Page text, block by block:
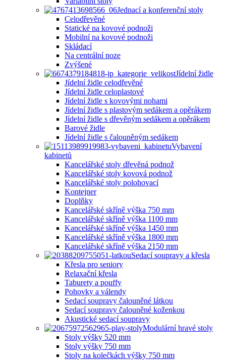
Jednací a konferenční stoly
Celodřevěné
Statické na kovové podnoži
Mobilní na kovové podnoži
Skládací
Na centrální noze
Zvýšené
Jídelní židle
Jídelní židle celodřevěné
Jídelní židle celoplastové
Jídelní židle s kovovými nohami
Jídelní židle s plastovým sedákem a opěrákem
Jídelní židle s dřevěným sedákem a opěrákem
Barové židle
Jídelní židle s čalouněným sedákem
Vybavení
kabinetů
Kancelářské stoly dřevěná podnož
Kancelářské stoly kovová podnož
Kancelářské stoly polohovací
Kontejner
Doplňky
Kancelářské skříně výška 750 mm
Kancelářské skříně výška 1100 mm
Kancelářské skříně výška 1450 mm
Kancelářské skříně výška 1800 mm
Kancelářské skříně výška 2150 mm
Sedací soupravy a křesla
Křesla pro seniory
Relaxační křesla
Taburety a pouffy
Pohovky a válendy
Sedací soupravy čalouněné látkou
Sedací soupravy čalouněné koženkou
Akustické sedací soupravy
Modulární hravé stoly
Stoly výšky 520 mm
Stoly výšky 750 mm
Stoly na kolečkách výšky 750 mm